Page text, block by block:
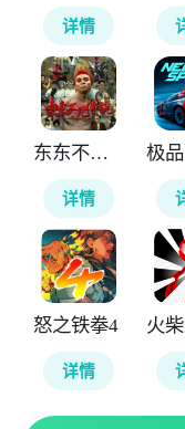
详情
东东不死传说
详情
怒之铁拳4
详情